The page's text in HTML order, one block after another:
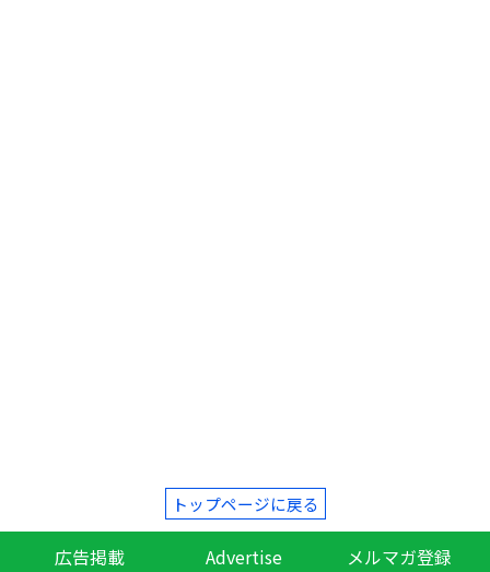
トップページに戻る
広告掲載 Advertise メルマガ登録